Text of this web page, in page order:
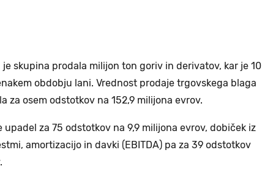
skupina prodala milijon ton goriv in derivatov, kar je 10
obdobju lani. Vrednost prodaje trgovskega blaga
za osem odstotkov na 152,9 milijona evrov.
upadel za 75 odstotkov na 9,9 milijona evrov, dobiček iz
amortizacijo in davki (EBITDA) pa za 39 odstotkov